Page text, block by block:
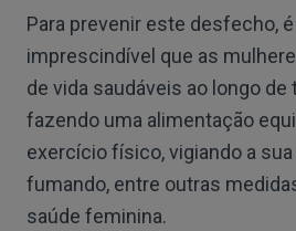
Para prevenir este desfecho,
imprescindível que as
de vida saudáveis ao longo de
fazendo uma alimentação
exercício físico, vigiando a sua
fumando, entre outras
saúde feminina.